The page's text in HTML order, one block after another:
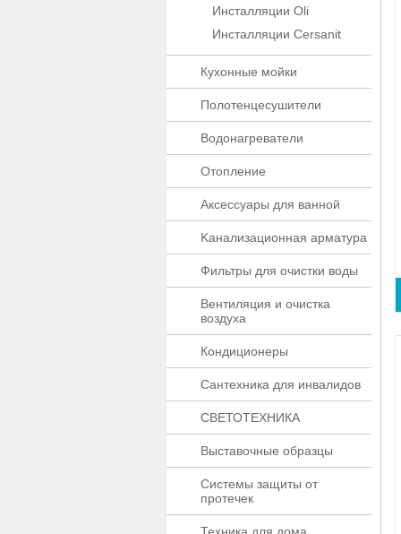
Инсталляции Oli
Инсталляции Cersanit
Кухонные мойки
Полотенцесушители
Водонагреватели
Отопление
Аксессуары для ванной
Kaнaлизaционнaя apматypa
Фильтры для очистки воды
Вентиляция и очистка
воздуха
Кондиционеры
Сантехника для инвалидов
СВЕТОТЕХНИКА
Выставочные образцы
Системы защиты от
протечек